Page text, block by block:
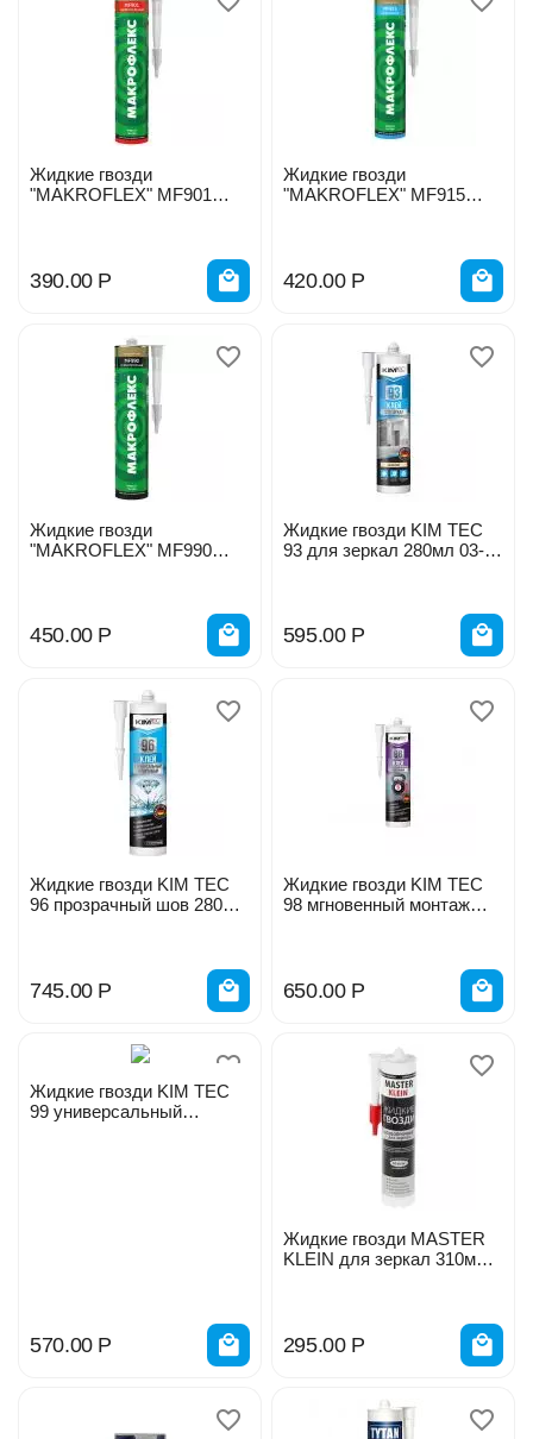
Жидкие гвозди
"MAKROFLEX" MF901
390.00 Р
Жидкие гвозди
"MAKROFLEX" MF915
420.00 Р
Жидкие гвозди
"MAKROFLEX" MF990
450.00 Р
Жидкие гвозди KIM TEC
93 для зеркал 280мл 03-
595.00 Р
Жидкие гвозди KIM TEC
96 прозрачный шов 280мл
745.00 Р
Жидкие гвозди KIM TEC
98 мгновенный монтаж
650.00 Р
Жидкие гвозди KIM TEC
99 универсальный
570.00 Р
Жидкие гвозди MASTER
KLEIN для зеркал 310мл
295.00 Р